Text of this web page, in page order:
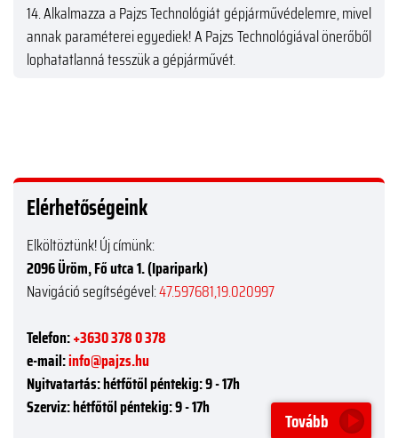
14.Alkalmazza a Pajzs Technológiát gépjárművédelemre, mivel
annak paraméterei egyediek! A Pajzs Technológiával önerőből
lophatatlanná tesszük a gépjárművét.
Elérhetőségeink
Elköltöztünk! Új címünk:
2096 Üröm, Fő utca 1. (Iparipark)
Navigáció segítségével:47.597681,19.020997
Telefon:+3630 378 0 378
e-mail:info@pajzs.hu
Nyitvatartás:hétfőtől péntekig: 9 - 17h
Szerviz:hétfőtől péntekig: 9 - 17h
Tovább